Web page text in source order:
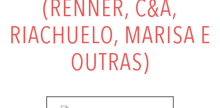
(RENNER, C&A,
RIACHUELO, MARISA E
OUTRAS)